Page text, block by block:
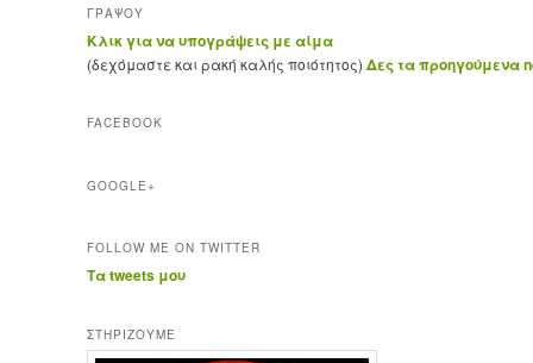
ΓΡΑΨΟΥ
Κλικ για να υπογράψεις με αίμα
(δεχόμαστε και ρακή καλής ποιότητος) Δες τα προηγούμενα
FACEBOOK
GOOGLE+
FOLLOW ME ON TWITTER
Τα tweets μου
ΣΤΗΡΊΖΟΥΜΕ